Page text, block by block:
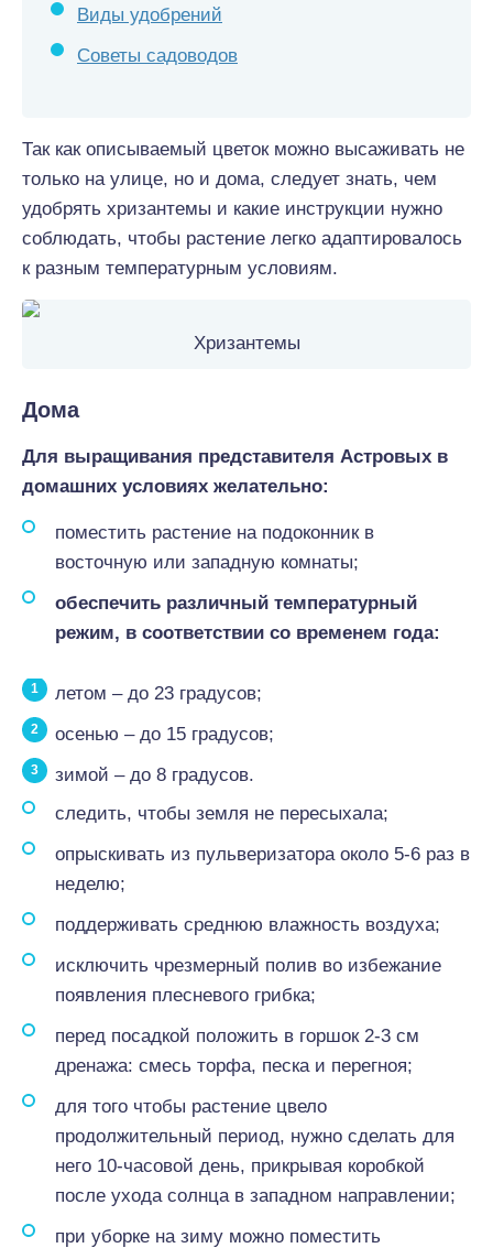
Виды удобрений
Советы садоводов
Так как описываемый цветок можно высаживать не
только на улице, но и дома, следует знать, чем
удобрять хризантемы и какие инструкции нужно
соблюдать, чтобы растение легко адаптировалось
к разным температурным условиям.
Хризантемы
Дома
Для выращивания представителя Астровых в
домашних условиях желательно:
поместить растение на подоконник в
восточную или западную комнаты;
обеспечить различный температурный
режим, в соответствии со временем года:
летом – до 23 градусов;
осенью – до 15 градусов;
зимой – до 8 градусов.
следить, чтобы земля не пересыхала;
опрыскивать из пульверизатора около 5-6 раз в
неделю;
поддерживать среднюю влажность воздуха;
исключить чрезмерный полив во избежание
появления плесневого грибка;
перед посадкой положить в горшок 2-3 см
дренажа: смесь торфа, песка и перегноя;
для того чтобы растение цвело
продолжительный период, нужно сделать для
него 10-часовой день, прикрывая коробкой
после ухода солнца в западном направлении;
при уборке на зиму можно поместить